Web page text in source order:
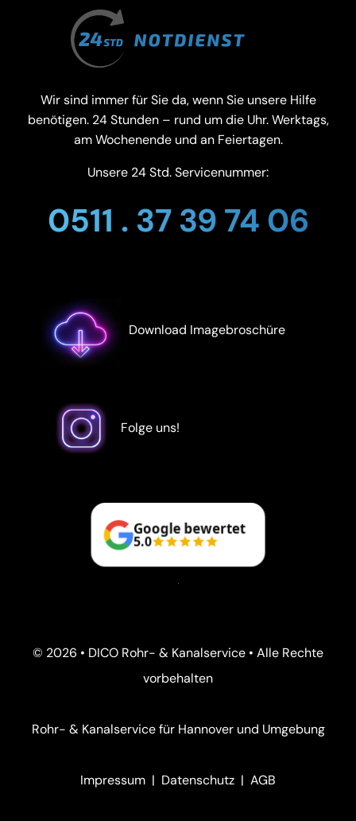
Wir sind immer für Sie da, wenn Sie unsere Hilfe
benötigen. 24 Stunden – rund um die Uhr. Werktags,
am Wochenende und an Feiertagen.
Unsere 24 Std. Servicenummer:
0511 . 37 39 74 06
Download Imagebroschüre
Folge uns!
Google bewertet
5.0
© 2026 • DICO Rohr- & Kanalservice • Alle Rechte
vorbehalten
Rohr- & Kanalservice für Hannover und Umgebung
Impressum | Datenschutz | AGB